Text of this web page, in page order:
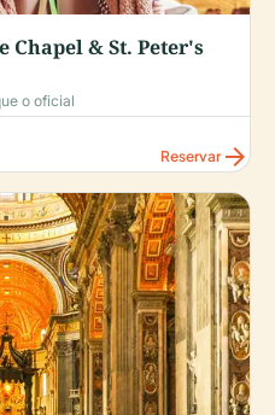
Chapel & St. Peter's
o oficial
Reservararrow_forward